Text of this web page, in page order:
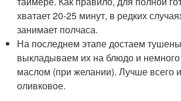
хватает 20-25 минут, в редких
занимает полчаса.
На последнем этапе достаем
выкладываем их на блюдо и
маслом (при желании). Лучше всего
оливковое.